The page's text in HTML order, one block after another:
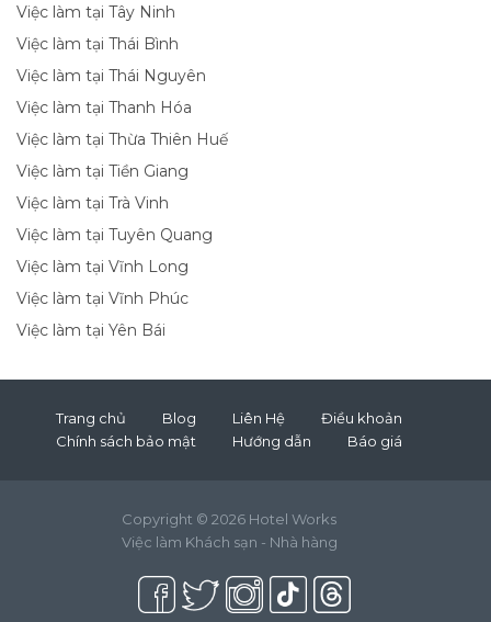
Việc làm tại Tây Ninh
Việc làm tại Thái Bình
Việc làm tại Thái Nguyên
Việc làm tại Thanh Hóa
Việc làm tại Thừa Thiên Huế
Việc làm tại Tiền Giang
Việc làm tại Trà Vinh
Việc làm tại Tuyên Quang
Việc làm tại Vĩnh Long
Việc làm tại Vĩnh Phúc
Việc làm tại Yên Bái
Trang chủ Blog Liên Hệ
Điều khoản
Chính sách bảo mật
Hướng dẫn Báo giá
Copyright © 2026 Hotel Works
Việc làm Khách sạn - Nhà hàng